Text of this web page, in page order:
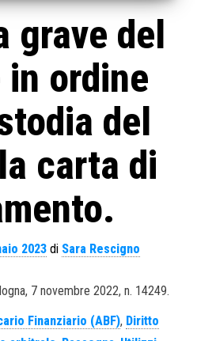
grave del
ordine
del
carta di
2023di Sara Rescigno
7 novembre 2022, n. 14249.
Finanziario (ABF), Diritto